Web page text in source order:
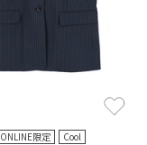
ONLINE限定 Cool